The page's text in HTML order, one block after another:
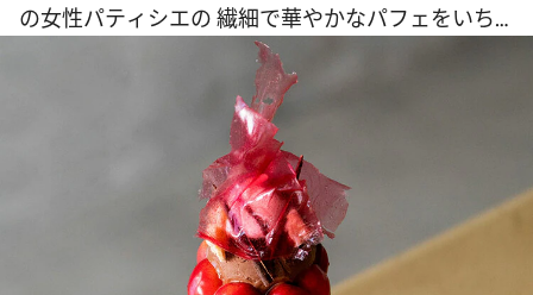
の女性パティシエの 繊細で華やかなパフェをいち